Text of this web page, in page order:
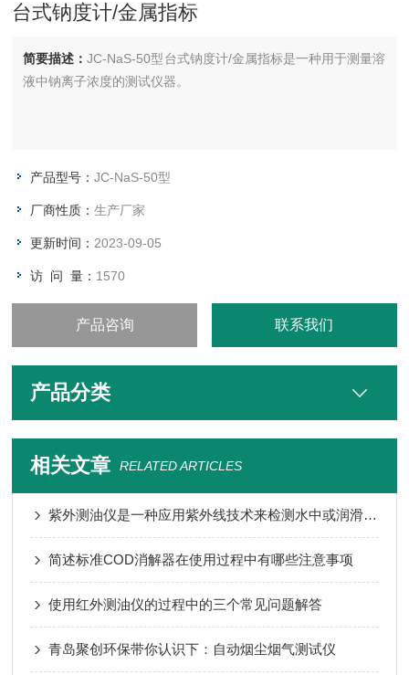
台式钠度计/金属指标
简要描述：JC-NaS-50型台式钠度计/金属指标是一种用于测量溶
液中钠离子浓度的测试仪器。
产品型号：JC-NaS-50型
厂商性质：生产厂家
更新时间： 2023-09-05
访 问 量： 1570
产品咨询 联系我们
产品分类
相关文章 RELATED ARTICLES
紫外测油仪是一种应用紫外线技术来检测水中或润滑油中异物含量的仪器
简述标准COD消解器在使用过程中有哪些注意事项
使用红外测油仪的过程中的三个常见问题解答
青岛聚创环保带你认识下：自动烟尘烟气测试仪